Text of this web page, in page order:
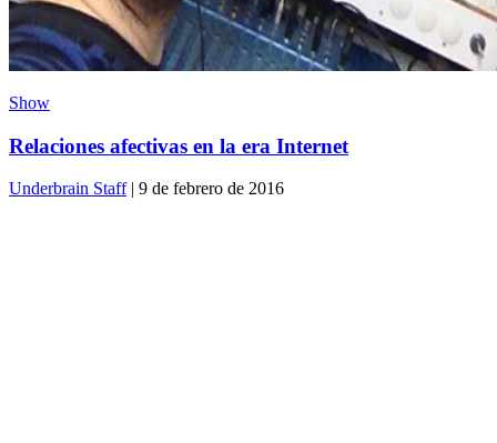
Show
Relaciones afectivas en la era Internet
Underbrain Staff| 9 de febrero de 2016